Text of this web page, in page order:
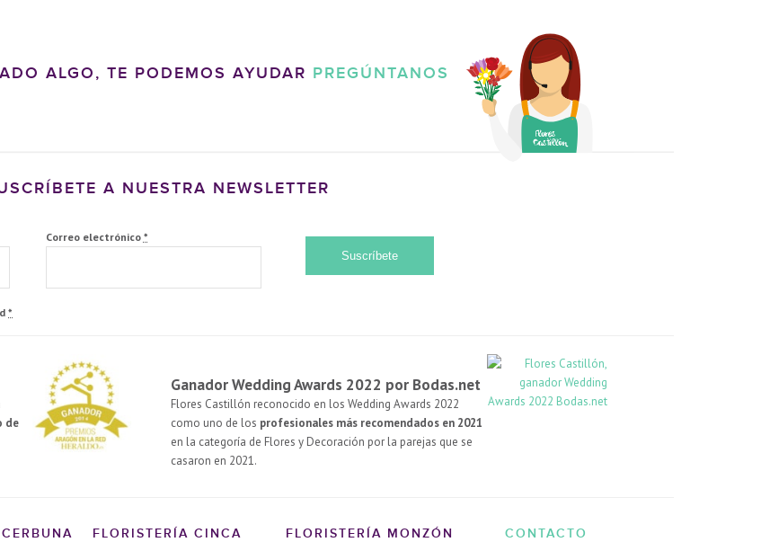
ALGO, TE PODEMOS AYUDAR PREGÚNTANOS
A NUESTRA NEWSLETTER
Correo electrónico *
*
de
Ganador Wedding Awards 2022 por Bodas.net
Flores Castillón reconocido en los Wedding Awards 2022
como uno de los profesionales más recomendados en 2021
en la categoría de Flores y Decoración por la parejas que se
casaron en 2021.
FLORISTERÍA CINCA FLORISTERÍA MONZÓN CONTACTO